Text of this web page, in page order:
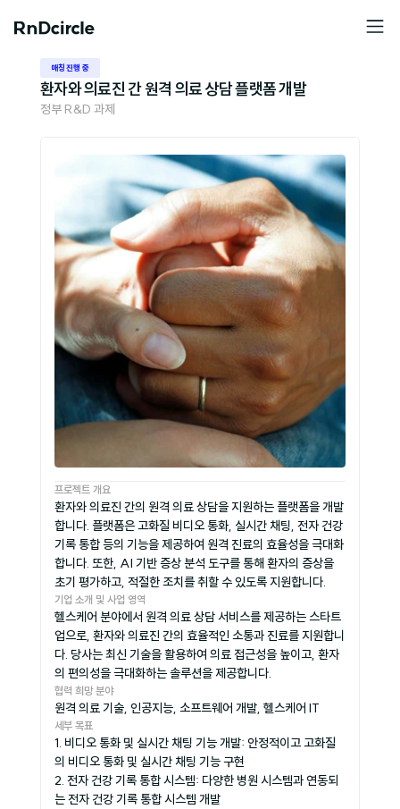
매칭 진행 중
환자와 의료진 간 원격 의료 상담 플랫폼 개발
정부 R&D 과제
프로젝트 개요
환자와 의료진 간의 원격 의료 상담을 지원하는 플랫폼을 개발
합니다. 플랫폼은 고화질 비디오 통화, 실시간 채팅, 전자 건강
기록 통합 등의 기능을 제공하여 원격 진료의 효율성을 극대화
합니다. 또한, AI 기반 증상 분석 도구를 통해 환자의 증상을
초기 평가하고, 적절한 조치를 취할 수 있도록 지원합니다.
기업 소개 및 사업 영역
헬스케어 분야에서 원격 의료 상담 서비스를 제공하는 스타트
업으로, 환자와 의료진 간의 효율적인 소통과 진료를 지원합니
다. 당사는 최신 기술을 활용하여 의료 접근성을 높이고, 환자
의 편의성을 극대화하는 솔루션을 제공합니다.
협력 희망 분야
원격 의료 기술, 인공지능, 소프트웨어 개발, 헬스케어 IT
세부 목표
1. 비디오 통화 및 실시간 채팅 기능 개발: 안정적이고 고화질
의 비디오 통화 및 실시간 채팅 기능 구현
2. 전자 건강 기록 통합 시스템: 다양한 병원 시스템과 연동되
는 전자 건강 기록 통합 시스템 개발